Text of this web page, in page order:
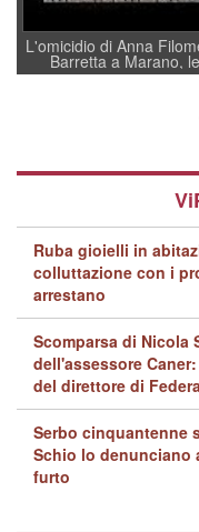
L'omicidio di Anna
Barretta a Marano, le
indagini dei carabinieri
quelle di... Barbara
Ruba gioielli in
colluttazione con i
arrestano
Scomparsa di Nicola
dell'assessore
del direttore di
Serbo cinquantenne
Schio lo denunciano
furto